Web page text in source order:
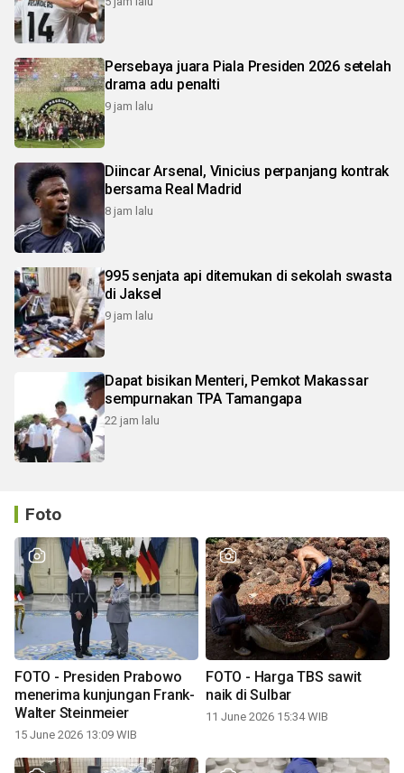
Persebaya juara Piala Presiden 2026 setelah
drama adu penalti
9 jam lalu
Diincar Arsenal, Vinicius perpanjang kontrak
bersama Real Madrid
8 jam lalu
995 senjata api ditemukan di sekolah swasta
di Jaksel
9 jam lalu
Dapat bisikan Menteri, Pemkot Makassar
sempurnakan TPA Tamangapa
22 jam lalu
Foto
FOTO - Presiden Prabowo
menerima kunjungan Frank-
Walter Steinmeier
15 June 2026 13:09 WIB
FOTO - Harga TBS sawit
naik di Sulbar
11 June 2026 15:34 WIB